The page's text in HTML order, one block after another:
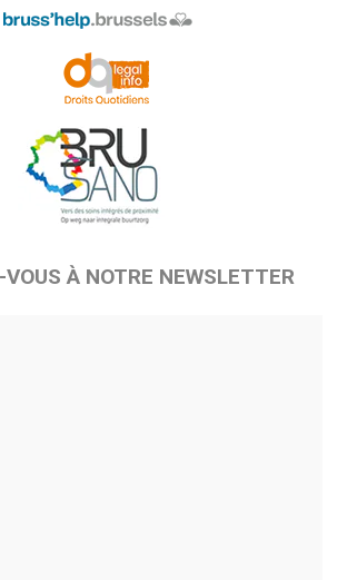
À NOTRE NEWSLETTER